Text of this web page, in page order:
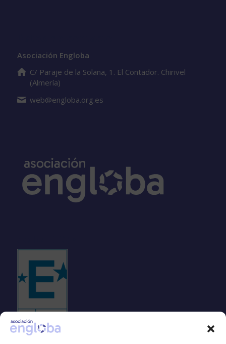
Asociación Engloba
C/ Paraje de la Solana, 1. El Contador. Chirivel
(Almería)
web@engloba.org.es